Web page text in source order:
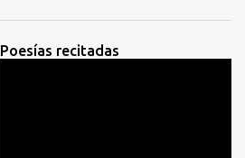
Poesías recitadas